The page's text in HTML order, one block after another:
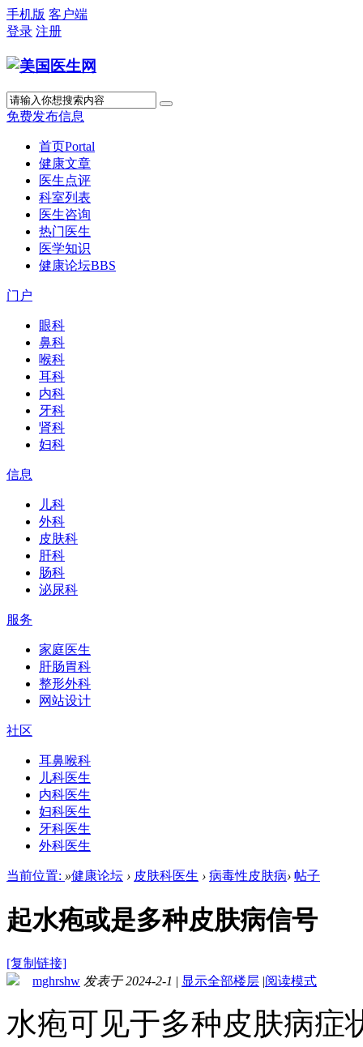
手机版 客户端
登录 注册
免费发布信息
首页Portal
健康文章
医生点评
科室列表
医生咨询
热门医生
医学知识
健康论坛BBS
门户
眼科
鼻科
喉科
耳科
内科
牙科
肾科
妇科
信息
儿科
外科
皮肤科
肝科
肠科
泌尿科
服务
家庭医生
肝肠胃科
整形外科
网站设计
社区
耳鼻喉科
儿科医生
内科医生
妇科医生
牙科医生
外科医生
当前位置: »健康论坛 › 皮肤科医生 › 病毒性皮肤病› 帖子
起水疱或是多种皮肤病信号
[复制链接]
mghrshw 发表于 2024-2-1 | 显示全部楼层 |阅读模式
水疱可见于多种皮肤病症